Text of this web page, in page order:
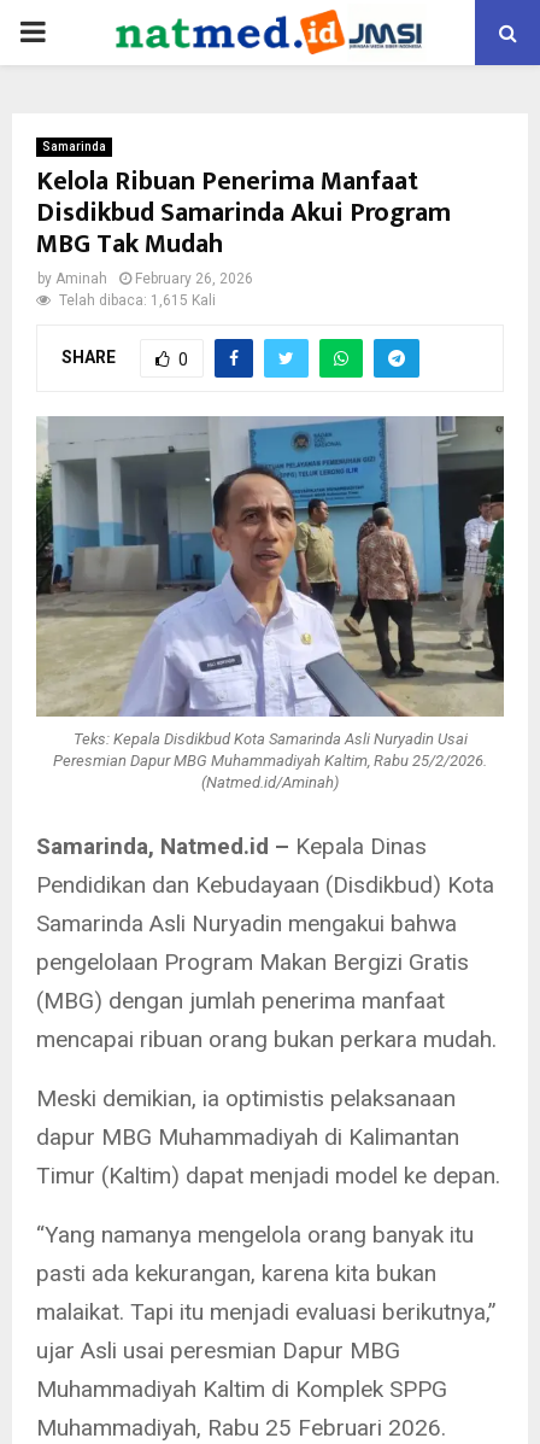
PRIMARY
Samarinda
Kelola Ribuan Penerima Manfaat
Disdikbud Samarinda Akui Program
MBG Tak Mudah
by Aminah
February 26, 2026
Telah dibaca: 1,615 Kali
SHARE 0
Teks: Kepala Disdikbud Kota Samarinda Asli Nuryadin Usai
Peresmian Dapur MBG Muhammadiyah Kaltim, Rabu 25/2/2026.
(Natmed.id/Aminah)
Samarinda, Natmed.id – Kepala Dinas
Pendidikan dan Kebudayaan (Disdikbud) Kota
Samarinda Asli Nuryadin mengakui bahwa
pengelolaan Program Makan Bergizi Gratis
(MBG) dengan jumlah penerima manfaat
mencapai ribuan orang bukan perkara mudah.
Meski demikian, ia optimistis pelaksanaan
dapur MBG Muhammadiyah di Kalimantan
Timur (Kaltim) dapat menjadi model ke depan.
“Yang namanya mengelola orang banyak itu
pasti ada kekurangan, karena kita bukan
malaikat. Tapi itu menjadi evaluasi berikutnya,”
ujar Asli usai peresmian Dapur MBG
Muhammadiyah Kaltim di Komplek SPPG
Muhammadiyah, Rabu 25 Februari 2026.